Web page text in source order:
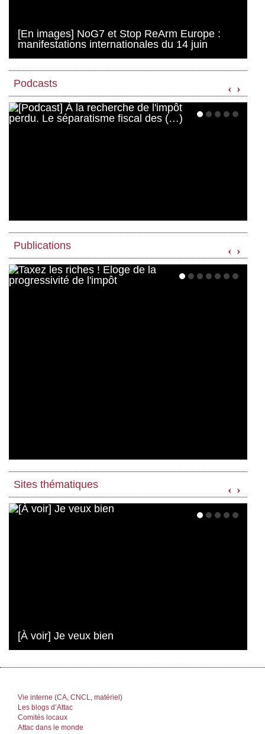
[En images] NoG7 et Stop ReArm Europe :
manifestations internationales du 14 juin
Podcasts ‹ ›
Publications ‹ ›
Sites thématiques
[À voir] Je veux bien
‹ ›
Vie interne (CA, CNCL, matériel)
Les blogs d’Attac
Comités locaux
Attac dans le monde